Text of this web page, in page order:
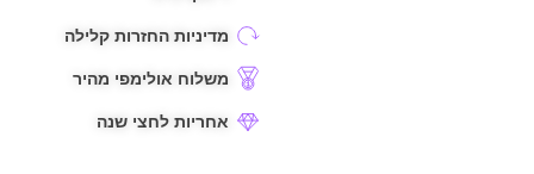
מדיניות החזרות קלילה
משלוח אולימפי מהיר
אחריות לחצי שנה